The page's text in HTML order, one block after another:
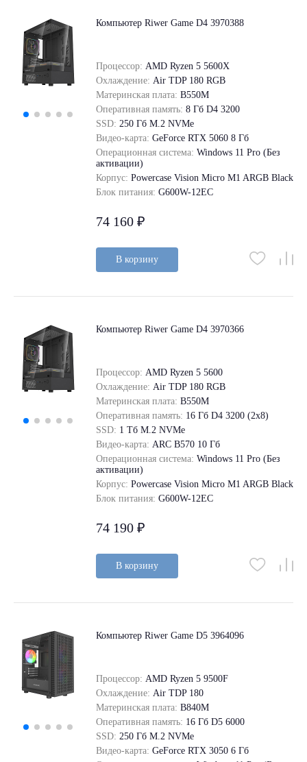
Компьютер Riwer Game D4 3970388
Процессор: AMD Ryzen 5 5600X
Охлаждение: Air TDP 180 RGB
Материнская плата: B550M
Оперативная память: 8 Гб D4 3200
SSD: 250 Гб M.2 NVMe
Видео-карта: GeForce RTX 5060 8 Гб
Операционная система: Windows 11 Pro (Без
активации)
Корпус: Powercase Vision Micro M1 ARGB Black
Блок питания: G600W-12EC
74 160 ₽
В корзину
Компьютер Riwer Game D4 3970366
Процессор: AMD Ryzen 5 5600
Охлаждение: Air TDP 180 RGB
Материнская плата: B550M
Оперативная память: 16 Гб D4 3200 (2x8)
SSD: 1 Tб M.2 NVMe
Видео-карта: ARC B570 10 Гб
Операционная система: Windows 11 Pro (Без
активации)
Корпус: Powercase Vision Micro M1 ARGB Black
Блок питания: G600W-12EC
74 190 ₽
В корзину
Компьютер Riwer Game D5 3964096
Процессор: AMD Ryzen 5 9500F
Охлаждение: Air TDP 180
Материнская плата: B840M
Оперативная память: 16 Гб D5 6000
SSD: 250 Гб M.2 NVMe
Видео-карта: GeForce RTX 3050 6 Гб